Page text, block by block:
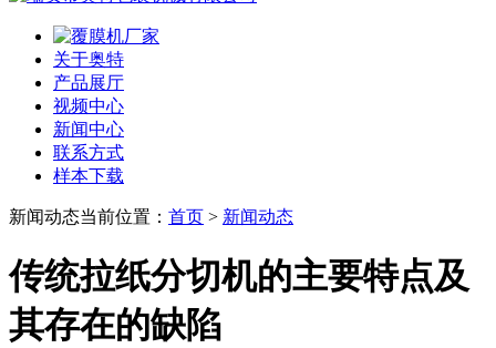
关于奥特
产品展厅
视频中心
新闻中心
联系方式
样本下载
新闻动态当前位置： 首页 > 新闻动态
传统拉纸分切机的主要特点及
其存在的缺陷